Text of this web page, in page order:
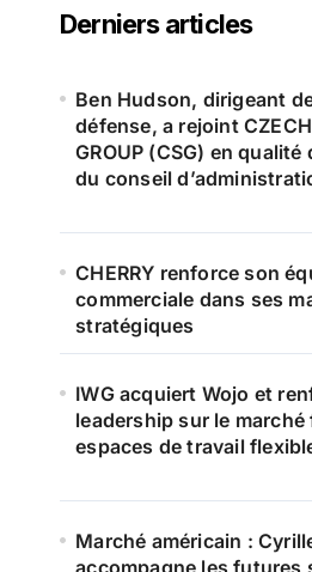
r
c
e
Derniers articles
Ben Hudson, dirigeant
défense, a rejoint
GROUP (CSG) en
du conseil
CHERRY renforce son
commerciale dans ses
stratégiques
IWG acquiert Wojo et
leadership sur le marché
espaces de travail
Marché américain :
accompagne les futures